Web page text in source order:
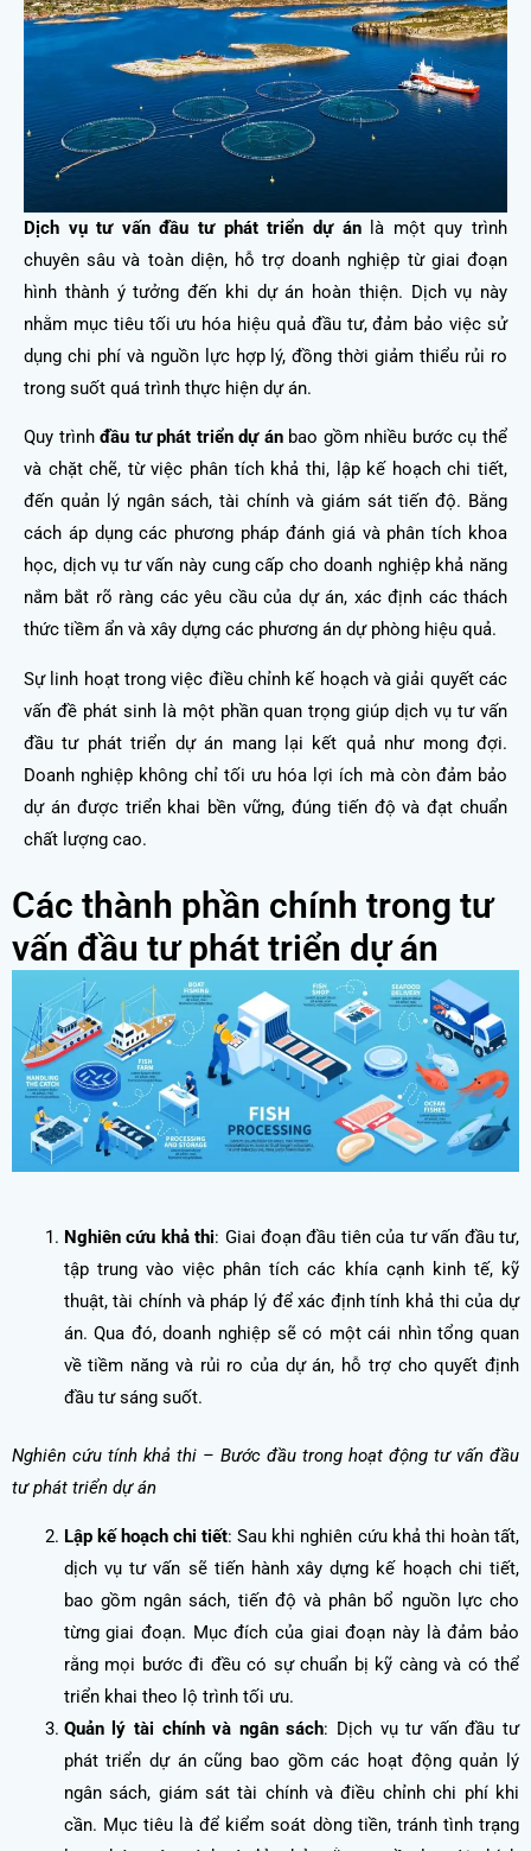
Dịch vụ tư vấn đầu tư phát triển dự ánlà một quy trình
chuyên sâu và toàn diện, hỗ trợ doanh nghiệp từ giai đoạn
hình thành ý tưởng đến khi dự án hoàn thiện. Dịch vụ này
nhằm mục tiêu tối ưu hóa hiệu quả đầu tư, đảm bảo việc sử
dụng chi phí và nguồn lực hợp lý, đồng thời giảm thiểu rủi ro
trong suốt quá trình thực hiện dự án.
Quy trìnhđầu tư phát triển dự ánbao gồm nhiều bước cụ thể
và chặt chẽ, từ việc phân tích khả thi, lập kế hoạch chi tiết,
đến quản lý ngân sách, tài chính và giám sát tiến độ. Bằng
cách áp dụng các phương pháp đánh giá và phân tích khoa
học, dịch vụ tư vấn này cung cấp cho doanh nghiệp khả năng
nắm bắt rõ ràng các yêu cầu của dự án, xác định các thách
thức tiềm ẩn và xây dựng các phương án dự phòng hiệu quả.
Sự linh hoạt trong việc điều chỉnh kế hoạch và giải quyết các
vấn đề phát sinh là một phần quan trọng giúp dịch vụ tư vấn
đầu tư phát triển dự án mang lại kết quả như mong đợi.
Doanh nghiệp không chỉ tối ưu hóa lợi ích mà còn đảm bảo
dự án được triển khai bền vững, đúng tiến độ và đạt chuẩn
chất lượng cao.
Các thành phần chính trong tư
vấn đầu tư phát triển dự án
Nghiên cứu khả thi: Giai đoạn đầu tiên của tư vấn đầu tư,
tập trung vào việc phân tích các khía cạnh kinh tế, kỹ
thuật, tài chính và pháp lý để xác định tính khả thi của dự
án. Qua đó, doanh nghiệp sẽ có một cái nhìn tổng quan
về tiềm năng và rủi ro của dự án, hỗ trợ cho quyết định
đầu tư sáng suốt.
Nghiên cứu tính khả thi – Bước đầu trong hoạt động tư vấn đầu
tư phát triển dự án
Lập kế hoạch chi tiết: Sau khi nghiên cứu khả thi hoàn tất,
dịch vụ tư vấn sẽ tiến hành xây dựng kế hoạch chi tiết,
bao gồm ngân sách, tiến độ và phân bổ nguồn lực cho
từng giai đoạn. Mục đích của giai đoạn này là đảm bảo
rằng mọi bước đi đều có sự chuẩn bị kỹ càng và có thể
triển khai theo lộ trình tối ưu.
Quản lý tài chính và ngân sách: Dịch vụ tư vấn đầu tư
phát triển dự án cũng bao gồm các hoạt động quản lý
ngân sách, giám sát tài chính và điều chỉnh chi phí khi
cần. Mục tiêu là để kiểm soát dòng tiền, tránh tình trạng